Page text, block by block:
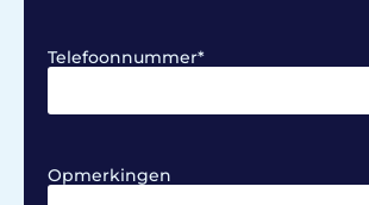
Telefoonnummer*
Opmerkingen